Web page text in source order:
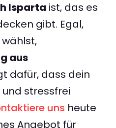
Isparta ist, das es
gibt. Egal,
aus
dafür, dass dein
stressfrei
uns heute
Angebot für